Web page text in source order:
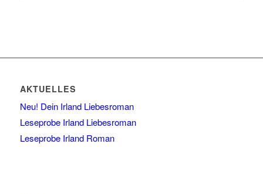
AKTUELLES
Neu! Dein Irland Liebesroman
Leseprobe Irland Liebesroman
Leseprobe Irland Roman